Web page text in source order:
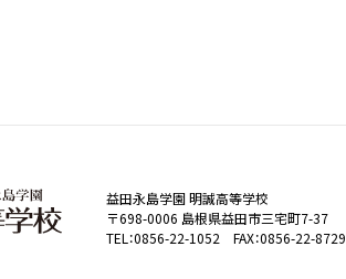
益田永島学園 明誠高等学校
〒698-0006 島根県益田市三宅町7-37
TEL：0856-22-1052 FAX：0856-22-8729